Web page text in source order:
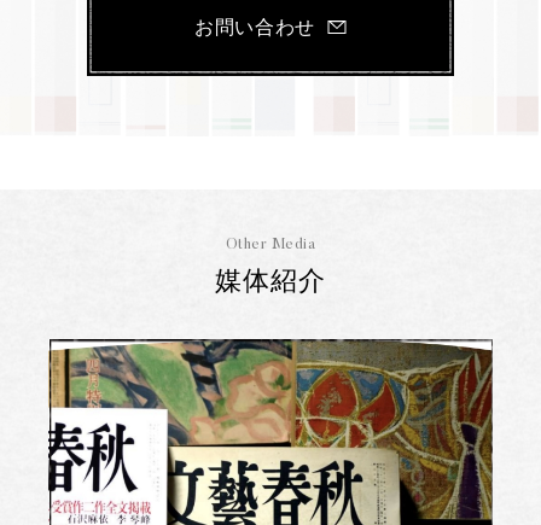
お問い合わせ
Other Media
媒体紹介